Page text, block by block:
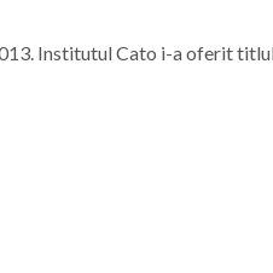
Institutul Cato i-a oferit